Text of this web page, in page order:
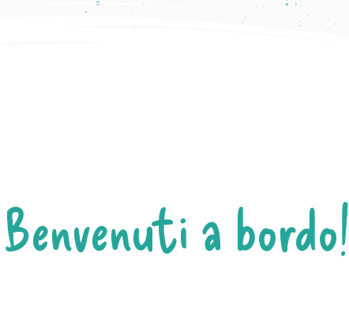
Benvenuti a bordo!